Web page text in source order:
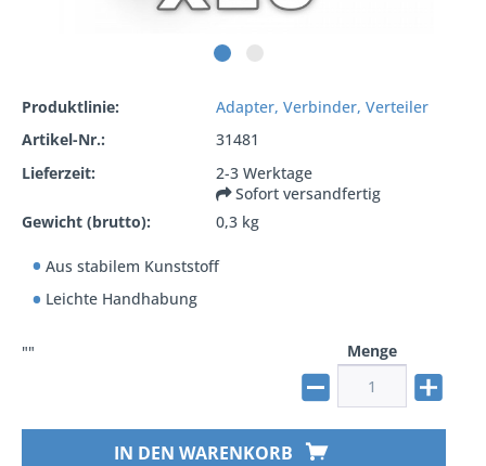
Produktlinie:
Adapter, Verbinder, Verteiler
Artikel-Nr.:
31481
Lieferzeit:
2-3 Werktage
Sofort versandfertig
Gewicht (brutto):
0,3 kg
Aus stabilem Kunststoff
Leichte Handhabung
Menge
IN DEN WARENKORB
""